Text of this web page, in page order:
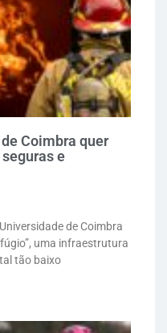
Coimbra quer
e
de Coimbra
uma infraestrutura
tão baixo